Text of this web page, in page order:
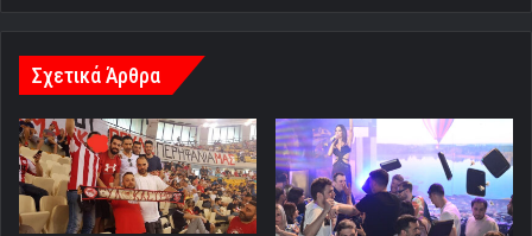
Σχετικά Άρθρα